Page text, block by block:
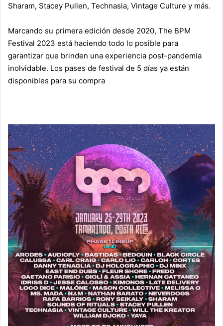
Sharam, Stacey Pullen, Technasia, Vintage Culture y más.
Marcando su primera edición desde 2020, The BPM
Festival 2023 está haciendo todo lo posible para
garantizar que brinden una experiencia post-pandemia
inolvidable. Los pases de festival de 5 días ya están
disponibles para su compra